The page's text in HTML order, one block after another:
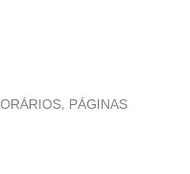
PÁGINAS